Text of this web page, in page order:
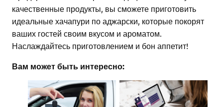
качественные продукты, вы сможете приготовить
идеальные хачапури по аджарски, которые покорят
ваших гостей своим вкусом и ароматом.
Наслаждайтесь приготовлением и бон аппетит!
Вам может быть интересно: